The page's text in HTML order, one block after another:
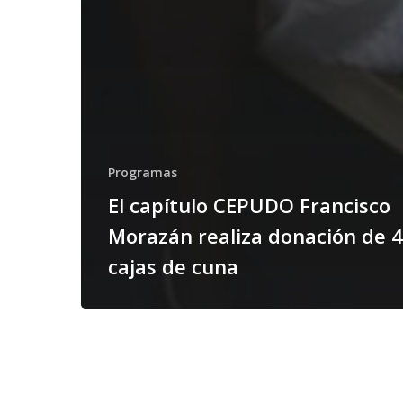
Programas
El capítulo CEPUDO Francisco
Morazán realiza donación de
cajas de cuna